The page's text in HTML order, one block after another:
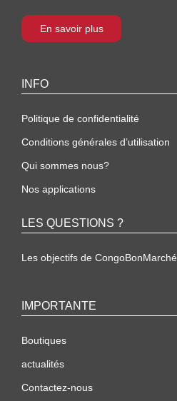
En savoir plus
INFO
Politique de confidentialité
Conditions générales d’utilisation
Qui sommes nous?
Nos applications
LES QUESTIONS ?
Les objectifs de CongoBonMarché.
IMPORTANTE
Boutiques
actualités
Contactez-nous